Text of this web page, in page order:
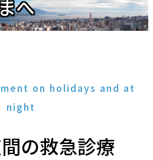
へ
on holidays and at
night
の救急診療